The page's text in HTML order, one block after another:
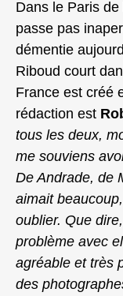
Dans le Paris de
passe pas
démentie
Riboud court
France est créé
rédaction est
tous les deux,
me souviens
De Andrade, de
aimait
oublier. Que
problème avec
agréable et très
des